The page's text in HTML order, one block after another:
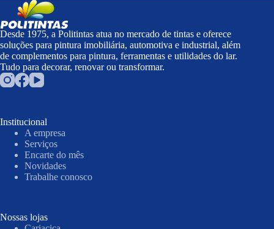
Desde 1975, a Politintas atua no mercado de tintas e oferece
soluções para pintura imobiliária, automotiva e industrial, além
de complementos para pintura, ferramentas e utilidades do lar.
Tudo para decorar, renovar ou transformar.
Institucional
A empresa
Serviços
Encarte do mês
Novidades
Trabalhe conosco
Nossas lojas